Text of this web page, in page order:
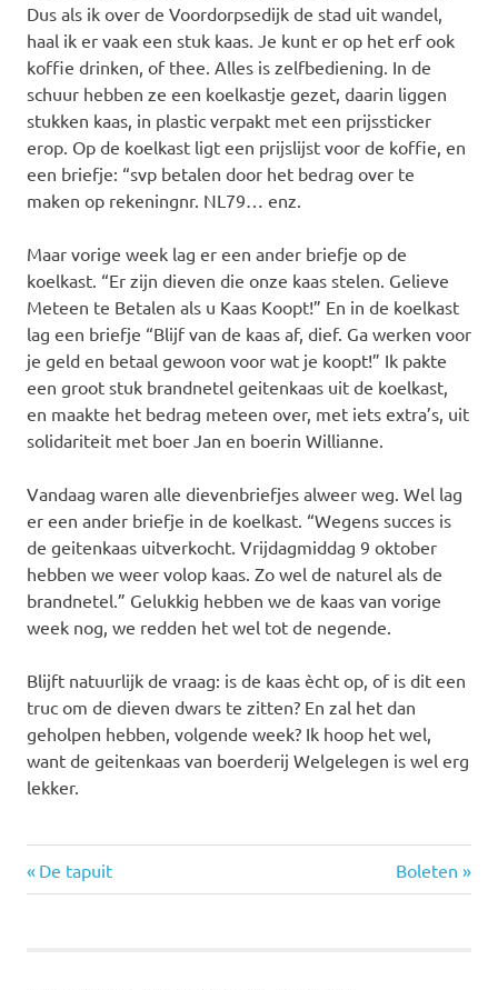
Dus als ik over de Voordorpsedijk de stad uit wandel,
haal ik er vaak een stuk kaas. Je kunt er op het erf ook
koffie drinken, of thee. Alles is zelfbediening. In de
schuur hebben ze een koelkastje gezet, daarin liggen
stukken kaas, in plastic verpakt met een prijssticker
erop. Op de koelkast ligt een prijslijst voor de koffie, en
een briefje: “svp betalen door het bedrag over te
maken op rekeningnr. NL79… enz.
Maar vorige week lag er een ander briefje op de
koelkast. “Er zijn dieven die onze kaas stelen. Gelieve
Meteen te Betalen als u Kaas Koopt!” En in de koelkast
lag een briefje “Blijf van de kaas af, dief. Ga werken voor
je geld en betaal gewoon voor wat je koopt!” Ik pakte
een groot stuk brandnetel geitenkaas uit de koelkast,
en maakte het bedrag meteen over, met iets extra’s, uit
solidariteit met boer Jan en boerin Willianne.
Vandaag waren alle dievenbriefjes alweer weg. Wel lag
er een ander briefje in de koelkast. “Wegens succes is
de geitenkaas uitverkocht. Vrijdagmiddag 9 oktober
hebben we weer volop kaas. Zo wel de naturel als de
brandnetel.” Gelukkig hebben we de kaas van vorige
week nog, we redden het wel tot de negende.
Blijft natuurlijk de vraag: is de kaas ècht op, of is dit een
truc om de dieven dwars te zitten? En zal het dan
geholpen hebben, volgende week? Ik hoop het wel,
want de geitenkaas van boerderij Welgelegen is wel erg
lekker.
Bericht
Vorige
bericht:
De tapuit
Volgende
bericht:
Boleten